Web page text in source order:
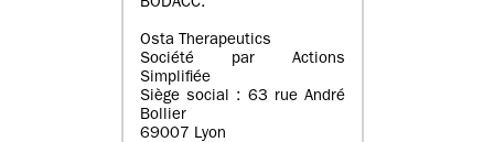
BODACC.
Osta Therapeutics
Société par Actions
Simplifiée
Siège social : 63 rue André
Bollier
69007 Lyon